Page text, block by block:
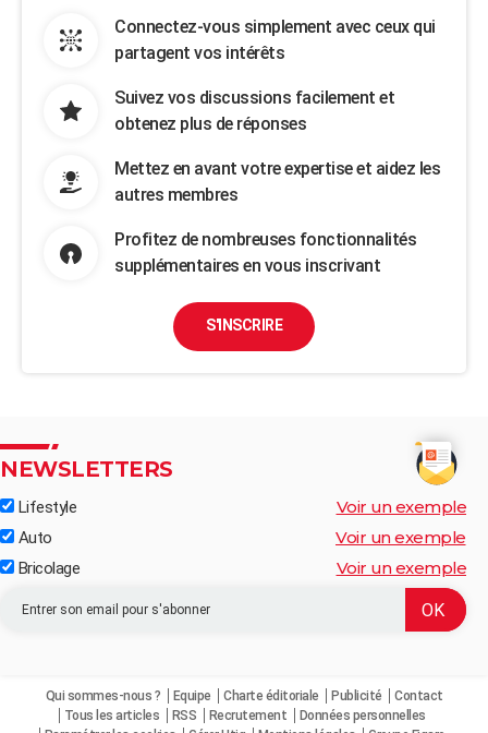
Connectez-vous simplement avec ceux qui
partagent vos intérêts
Suivez vos discussions facilement et
obtenez plus de réponses
Mettez en avant votre expertise et aidez les
autres membres
Profitez de nombreuses fonctionnalités
supplémentaires en vous inscrivant
S'INSCRIRE
NEWSLETTERS
Lifestyle Voir un exemple
Auto Voir un exemple
Bricolage Voir un exemple
Qui sommes-nous ? Equipe Charte éditoriale Publicité
Contact
Tous les articles
RSS Recrutement
Données personnelles